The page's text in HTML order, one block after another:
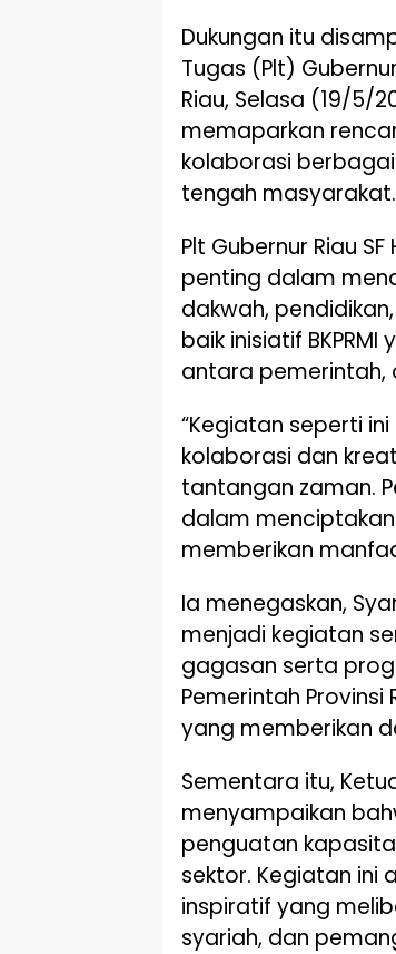
Dukungan itu
Tugas (Plt)
Riau, Selasa (19/5/
memaparkan
kolaborasi
tengah masyarakat.
Plt Gubernur Riau
penting dalam
dakwah,
baik inisiatif
antara pemerintah,
“Kegiatan seperti
kolaborasi dan
tantangan zaman.
dalam
memberikan
Ia menegaskan,
menjadi kegiatan
gagasan serta
Pemerintah
yang memberikan
Sementara itu,
menyampaikan
penguatan
sektor. Kegiatan ini
inspiratif yang
syariah, dan